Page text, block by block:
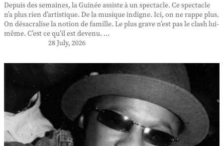
Depuis des semaines, la Guinée assiste à un spectacle. Ce spectacle
n’a plus rien d’artistique. De la musique indigne. Ici, on ne rappe plus.
On désacralise la notion de famille. Le plus grave n’est pas le clash lui-
même. C’est ce qu’il est devenu. ...
28 July, 2026